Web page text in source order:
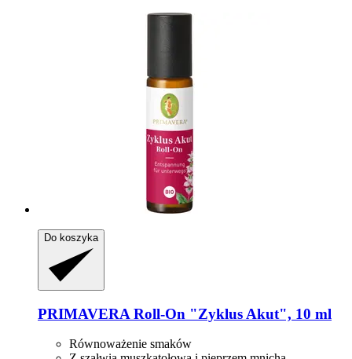
Do koszyka
PRIMAVERA Roll-​On "Zyklus Akut", 10 ml
Równoważenie smaków